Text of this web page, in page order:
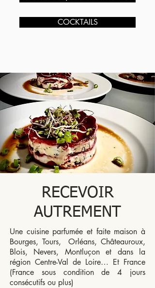
COCKTAILS
RECEVOIR
AUTREMENT
Une cuisine parfumée et faite maison à
Bourges, Tours, Orléans, Châteauroux,
Blois, Nevers, Montluçon et dans la
région Centre-Val de Loire… Et France
(France sous condition de 4 jours
consécutifs ou plus)